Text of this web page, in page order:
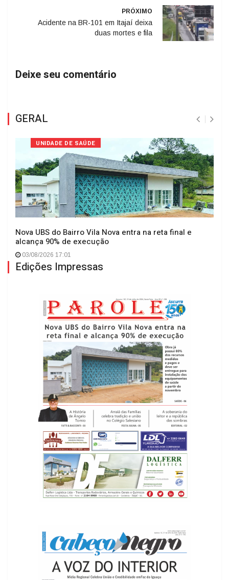
PRÓXIMO
Acidente na BR-101 em Itajaí deixa
duas mortes e fila
Deixe seu comentário
GERAL
UNIDADE DE SAÚDE
Nova UBS do Bairro Vila Nova entra na reta final e
alcança 90% de execução
03/08/2026 17:01
Edições Impressas